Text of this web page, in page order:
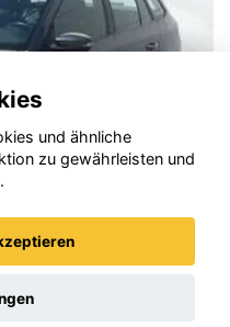
und ähnliche
zu gewährleisten und